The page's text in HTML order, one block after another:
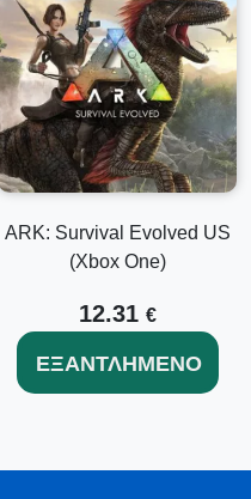
ARK: Survival Evolved US
(Xbox One)
12.31 €
ΕΞΑΝΤΛΗΜΈΝΟ